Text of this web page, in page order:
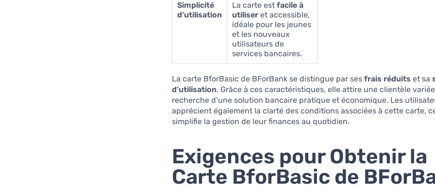
Simplicité
d’utilisation
La carte estfacile à
utiliser et accessible,
idéale pour les jeunes
et les nouveaux
utilisateurs de
services bancaires.
La carte BforBasic de BForBank se distingue par sesfrais réduits et sa
d’utilisation. Grâce à ces caractéristiques, elle attire une clientèle
recherche d’une solution bancaire pratique et économique. Les
apprécient également la clarté des conditions associées à cette carte,
simplifie la gestion de leur finances au quotidien.
Exigences pour Obtenir la
Carte BforBasic de